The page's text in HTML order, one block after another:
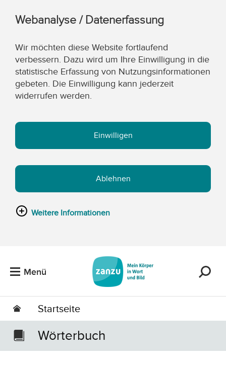
Webanalyse / Datenerfassung
Wir möchten diese Website fortlaufend
verbessern. Dazu wird um Ihre Einwilligung in die
statistische Erfassung von Nutzungsinformationen
gebeten. Die Einwilligung kann jederzeit
widerrufen werden.
Einwilligen
Ablehnen
Weitere Informationen
Menü
Startseite
Wörterbuch